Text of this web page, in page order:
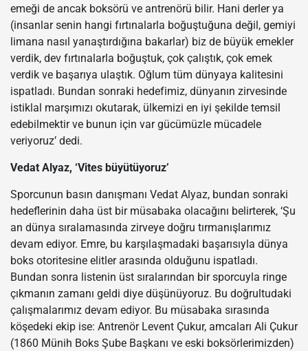
emeği de ancak boksörü ve antrenörü bilir. Hani derler ya
(insanlar senin hangi fırtınalarla boğuştuğuna değil, gemiyi
limana nasıl yanaştırdığına bakarlar) biz de büyük emekler
verdik, dev fırtınalarla boğuştuk, çok çalıştık, çok emek
verdik ve başarıya ulaştık. Oğlum tüm dünyaya kalitesini
ispatladı. Bundan sonraki hedefimiz, dünyanın zirvesinde
istiklal marşımızı okutarak, ülkemizi en iyi şekilde temsil
edebilmektir ve bunun için var gücümüzle mücadele
veriyoruz’ dedi.
Vedat Alyaz, ‘Vites büyütüyoruz’
Sporcunun basın danışmanı Vedat Alyaz, bundan sonraki
hedeflerinin daha üst bir müsabaka olacağını belirterek, ‘Şu
an dünya sıralamasında zirveye doğru tırmanışlarımız
devam ediyor. Emre, bu karşılaşmadaki başarısıyla dünya
boks otoritesine elitler arasında olduğunu ispatladı.
Bundan sonra listenin üst sıralarından bir sporcuyla ringe
çıkmanın zamanı geldi diye düşünüyoruz. Bu doğrultudaki
çalışmalarımız devam ediyor. Bu müsabaka sırasında
köşedeki ekip ise: Antrenör Levent Çukur, amcaları Ali Çukur
(1860 Münih Boks Şube Başkanı ve eski boksörlerimizden)